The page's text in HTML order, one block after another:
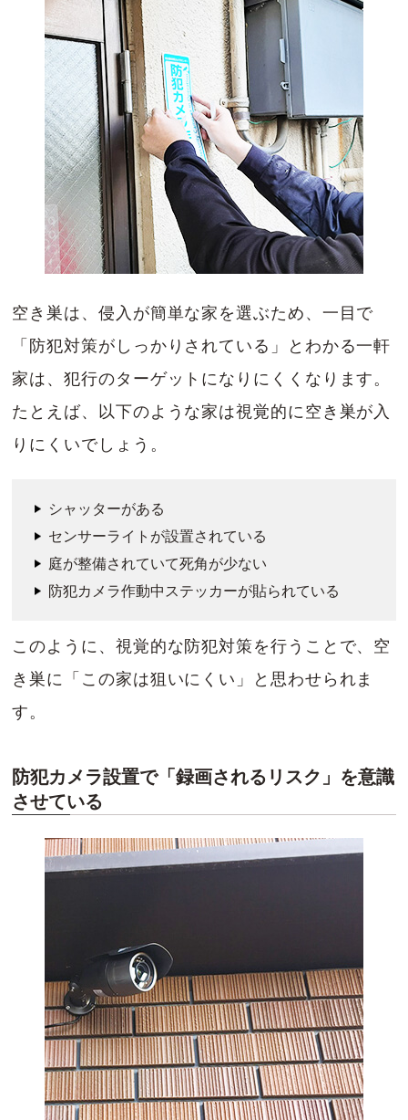
空き巣は、侵入が簡単な家を選ぶため、一目で
「防犯対策がしっかりされている」とわかる一軒
家は、犯行のターゲットになりにくくなります。
たとえば、以下のような家は視覚的に空き巣が入
りにくいでしょう。
シャッターがある
センサーライトが設置されている
庭が整備されていて死角が少ない
防犯カメラ作動中ステッカーが貼られている
このように、視覚的な防犯対策を行うことで、空
き巣に「この家は狙いにくい」と思わせられま
す。
防犯カメラ設置で「録画されるリスク」を意識
させている